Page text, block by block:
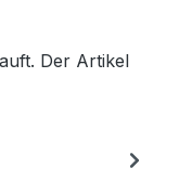
Der Artikel